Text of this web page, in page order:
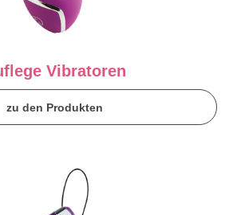
Vibratoren
zu den Produkten